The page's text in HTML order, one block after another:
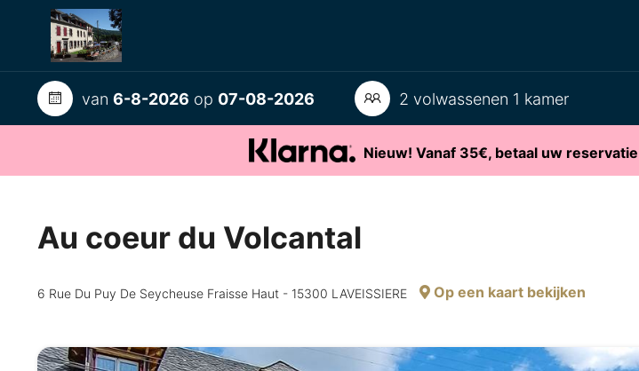
van 6-8-2026 op 07-08-2026 2 volwassenen 1 kamer
Nieuw! Vanaf 35€, betaal uw
Au coeur du Volcantal
6 Rue Du Puy De Seycheuse Fraisse Haut - 15300 LAVEISSIERE Op een kaart bekijken